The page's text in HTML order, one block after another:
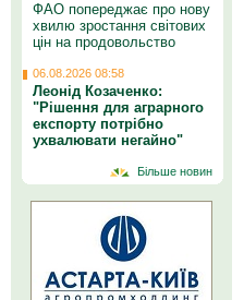
ФАО попереджає про нову
хвилю зростання світових
цін на продовольство
06.08.2026 08:58
Леонід Козаченко:
"Рішення для аграрного
експорту потрібно
ухвалювати негайно"
Більше новин